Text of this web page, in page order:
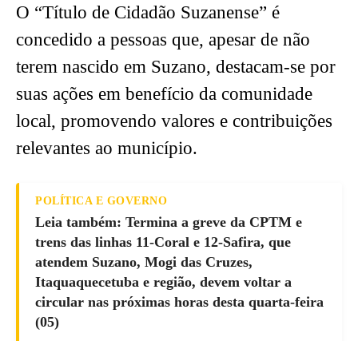
O “Título de Cidadão Suzanense” é
concedido a pessoas que, apesar de não
terem nascido em Suzano, destacam-se por
suas ações em benefício da comunidade
local, promovendo valores e contribuições
relevantes ao município.
POLÍTICA E GOVERNO
Leia também: Termina a greve da CPTM e
trens das linhas 11-Coral e 12-Safira, que
atendem Suzano, Mogi das Cruzes,
Itaquaquecetuba e região, devem voltar a
circular nas próximas horas desta quarta-feira
(05)